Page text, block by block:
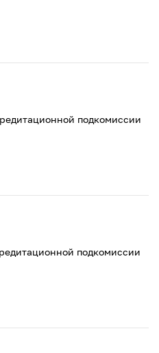
подкомиссии
подкомиссии